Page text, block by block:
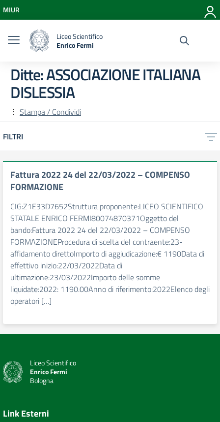
Vai al menu di navigazione
Vai al footer
MIUR
Liceo Scientifico
Enrico Fermi
Ditte:ASSOCIAZIONE ITALIANA
DISLESSIA
Stampa / Condividi
FILTRI
Fattura 2022 24 del 22/03/2022 – COMPENSO
FORMAZIONE
CIG:Z1E33D7652Struttura proponente:LICEO SCIENTIFICO
STATALE ENRICO FERMI80074870371Oggetto del
bando:Fattura 2022 24 del 22/03/2022 – COMPENSO
FORMAZIONEProcedura di scelta del contraente:23-
affidamento direttoImporto di aggiudicazione:€ 1190Data di
effettivo inizio:22/03/2022Data di
ultimazione:23/03/2022Importo delle somme
liquidate:2022: 1190.00Anno di riferimento:2022Elenco degli
operatori […]
Liceo Scientifico
Enrico Fermi
Bologna
Link Esterni